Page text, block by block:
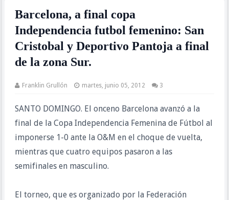
Barcelona, a final copa
Independencia futbol femenino: San
Cristobal y Deportivo Pantoja a final
de la zona Sur.
Franklin Grullón martes, junio 05, 2012 3
SANTO DOMINGO. El onceno Barcelona avanzó a la
final de la Copa Independencia Femenina de Fútbol al
imponerse 1-0 ante la O&M en el choque de vuelta,
mientras que cuatro equipos pasaron a las
semifinales en masculino.
El torneo, que es organizado por la Federación